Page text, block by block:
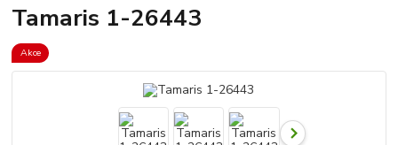
Tamaris 1-26443
Akce